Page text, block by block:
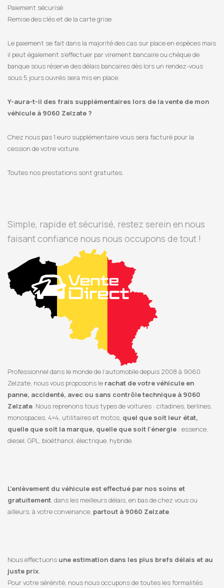
Paiement sécurisé
Remise des clés et de la carte grise
Le paiement se fait dans la majorité des cas sur place en espèces mais
il peut également s’effectuer par virement bancaire ou chèque de
banque sous réserve des délais bancaires dès lors un rendez-vous
sous 5 jours ouvrés sera mis en place.
Y-aura-t-il des frais supplémentaires lors de la vente de mon
véhicule à 9060 Zelzate ?
Chez nous pas 1 euro supplémentaire vous sera facturé pour la
cession de votre voiture.
Toutes nos prestations sont gratuites.
Simple, rapide et sécurisé, restez serein en nous
faisant confiance nous nous occupons de tout !
Professionnel dans le monde de l’automobile depuis 2008 à 9060
Zelzate, nous vous proposons le rachat de votre véhicule en
panne, accidenté, avec ou sans contrôle technique à 9060
Zelzate. Nous reprenons tous types de voitures : citadines, berlines,
monospaces, 4×4, utilitaires et motos, quel que soit leur état,
quelle que soit la marque, quelle que soit l’énergie : essence,
diesel, GPL, bioéthanol, électrique, hybride.
L’enlèvement du véhicule est effectué par nos soins et
gratuitement, dans les meilleurs délais, en bas de chez vous ou
ailleurs, à votre convenance, partout à 9060 Zelzate.
Nous effectuons une estimation dans les plus brefs délais et au
juste prix.
Pour votre sérénité, nous nous occupons de toutes les formalités